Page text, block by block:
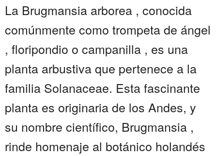
La Brugmansia arborea , conocida
comúnmente como trompeta de ángel
, floripondio o campanilla , es una
planta arbustiva que pertenece a la
familia Solanaceae. Esta fascinante
planta es originaria de los Andes, y
su nombre científico, Brugmansia ,
rinde homenaje al botánico holandés